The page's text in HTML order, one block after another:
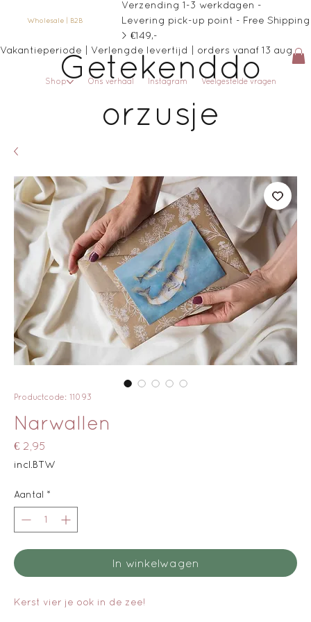
Verzending 1-3 werkdagen -
Levering pick-up point - Free Shipping
> €149,-
Wholesale | B2B
Vakantieperiode | Verlengde levertijd | orders vanaf 13 aug
Getekenddo
orzusje
Shop Ons verhaal Instagram Veelgestelde vragen
Productcode: 11093
Narwallen
€ 2,95
incl.BTW
Aantal *
In winkelwagen
Kerst vier je ook in de zee!